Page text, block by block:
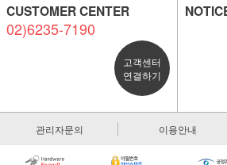
CUSTOMER CENTER
02)6235-7190
고객센터
연결하기
관리자문의 이용안내